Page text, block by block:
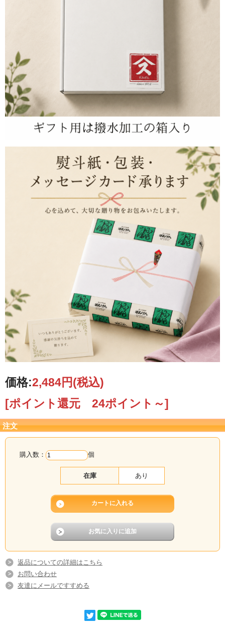
価格:2,484円(税込)
[ポイント還元 24ポイント～]
注文
購入数： 個
在庫 あり
返品についての詳細はこちら
お問い合わせ
友達にメールですすめる